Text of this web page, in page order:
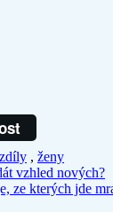
, ženy
vzhled nových?
ze kterých jde